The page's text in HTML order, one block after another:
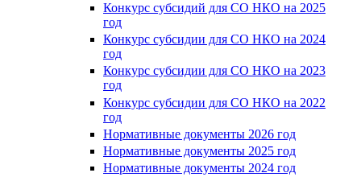
Конкурс субсидий для СО НКО на 2025
год
Конкурс субсидии для СО НКО на 2024
год
Конкурс субсидии для СО НКО на 2023
год
Конкурс субсидии для СО НКО на 2022
год
Нормативные документы 2026 год
Нормативные документы 2025 год
Нормативные документы 2024 год